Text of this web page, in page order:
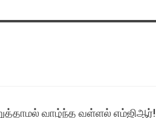
வாழ்ந்த வள்ளல் எம்ஜிஆர்!